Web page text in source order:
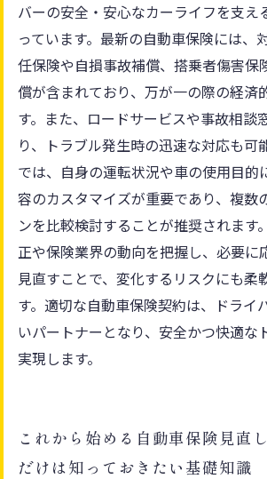
バーの安全・安心なカーライフを支え
っています。最新の自動車保険には、
任保険や自損事故補償、搭乗者傷害保
償が含まれており、万が一の際の経済
す。また、ロードサービスや事故相談
り、トラブル発生時の迅速な対応も可
では、自身の運転状況や車の使用目的
容のカスタマイズが重要であり、複数
ンを比較検討することが推奨されます
正や保険業界の動向を把握し、必要に
見直すことで、変化するリスクにも柔
す。適切な自動車保険契約は、ドライ
いパートナーとなり、安全かつ快適な
実現します。
これから始める自動車保険見直
だけは知っておきたい基礎知識